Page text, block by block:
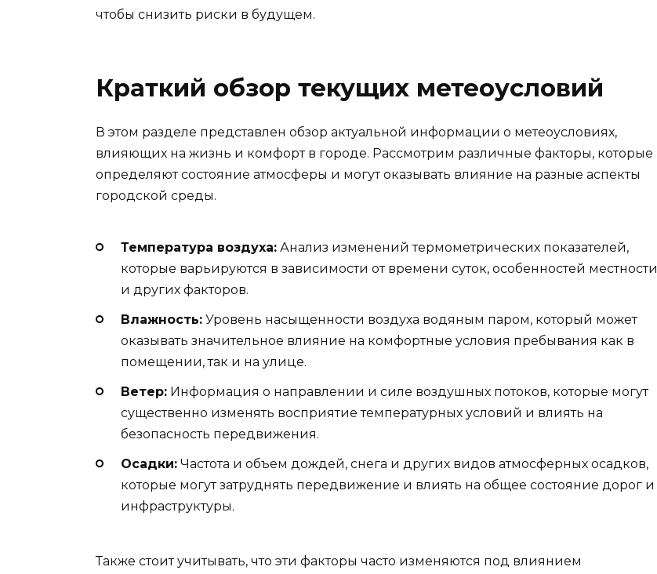
чтобы снизить риски в будущем.
Краткий обзор текущих метеоусловий
В этом разделе представлен обзор актуальной информации о метеоусловиях,
влияющих на жизнь и комфорт в городе. Рассмотрим различные факторы, которые
определяют состояние атмосферы и могут оказывать влияние на разные аспекты
городской среды.
Температура воздуха: Анализ изменений термометрических показателей,
которые варьируются в зависимости от времени суток, особенностей местности
и других факторов.
Влажность: Уровень насыщенности воздуха водяным паром, который может
оказывать значительное влияние на комфортные условия пребывания как в
помещении, так и на улице.
Ветер: Информация о направлении и силе воздушных потоков, которые могут
существенно изменять восприятие температурных условий и влиять на
безопасность передвижения.
Осадки: Частота и объем дождей, снега и других видов атмосферных осадков,
которые могут затруднять передвижение и влиять на общее состояние дорог и
инфраструктуры.
Также стоит учитывать, что эти факторы часто изменяются под влиянием